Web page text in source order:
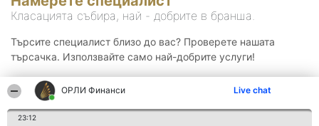
ОРЛИ Финанси Live chat
23:12
Класацията събира, най - добрите в бранша.
Търсите специалист близо до вас? Проверете нашата
търсачка. Използвайте само най-добрите услуги!